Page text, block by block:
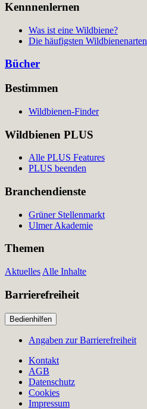
Kennnenlernen
Was ist eine Wildbiene?
Die häufigsten Wildbienenarten
Bücher
Bestimmen
Wildbienen-Finder
Wildbienen PLUS
Alle PLUS Features
PLUS beenden
Branchendienste
Grüner Stellenmarkt
Ulmer Akademie
Themen
Aktuelles Alle Inhalte
Barrierefreiheit
Bedienhilfen
Angaben zur Barrierefreiheit
Kontakt
AGB
Datenschutz
Cookies
Impressum